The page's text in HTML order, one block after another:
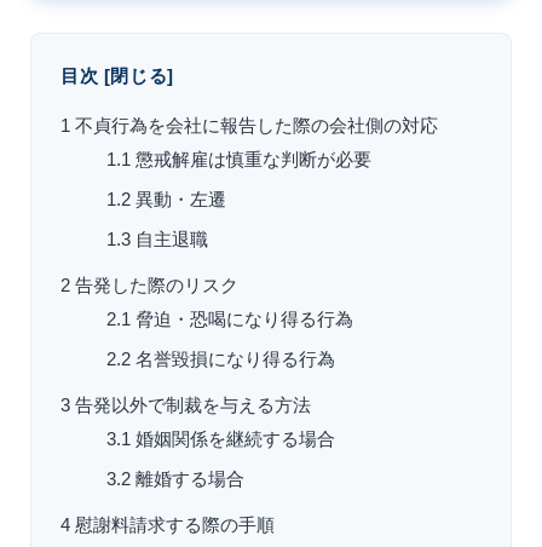
目次 [閉じる]
1 不貞行為を会社に報告した際の会社側の対応
1.1 懲戒解雇は慎重な判断が必要
1.2 異動・左遷
1.3 自主退職
2 告発した際のリスク
2.1 脅迫・恐喝になり得る行為
2.2 名誉毀損になり得る行為
3 告発以外で制裁を与える方法
3.1 婚姻関係を継続する場合
3.2 離婚する場合
4 慰謝料請求する際の手順